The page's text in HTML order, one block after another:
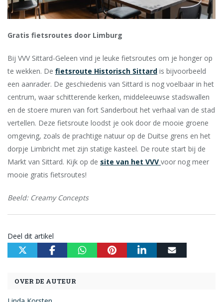
Gratis fietsroutes door Limburg
Bij VVV Sittard-Geleen vind je leuke fietsroutes om je honger op
te wekken. De fietsroute Historisch Sittard is bijvoorbeeld
een aanrader. De geschiedenis van Sittard is nog voelbaar in het
centrum, waar schitterende kerken, middeleeuwse stadswallen
en de stoere muren van fort Sanderbout het verhaal van de stad
vertellen. Deze fietsroute loodst je ook door de mooie groene
omgeving, zoals de prachtige natuur op de Duitse grens en het
dorpje Limbricht met zijn statige kasteel. De route start bij de
Markt van Sittard. Kijk op de site van het VVV voor nog meer
mooie gratis fietsroutes!
Beeld: Creamy Concepts
Deel dit artikel
OVER DE AUTEUR